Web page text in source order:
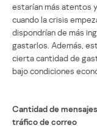
estarían más atentos
cuando la crisis
dispondrían de más
gastarlos. Además,
cierta cantidad de
bajo condiciones
Cantidad de
tráfico de correo